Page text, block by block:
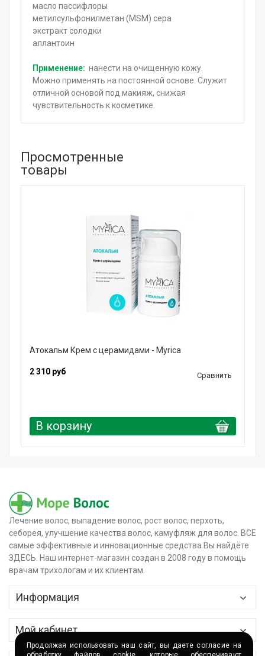
масло пассифлоры
метилсульфонилметан (MSM) сера
экстракт солодки
аллантоин
Применение: нанести на очищенную кожу.
Можно применять на постоянной основе. Служит
отличной основой под макияж, снижая
чувствительность к косметике.
Просмотренные
товары
Атокальм Крем с церамидами - Myrica
2 310 руб Сравнить
В корзину
Лечение волос, выпадение волос, рост волос, перхоть,
себорея, улучшение качества волос, камуфляж для волос. ВСЕ
самые эффективные и инновационные средства Вы найдёте
ЗДЕСЬ. Наш интернет-магазин создан в 2008 году в помощь
врачам трихологам и их клиентам.
Информация
О магазине
Мой кабинет
Контактные данные
Продолжая использовать наш сайт, вы даете согласие на